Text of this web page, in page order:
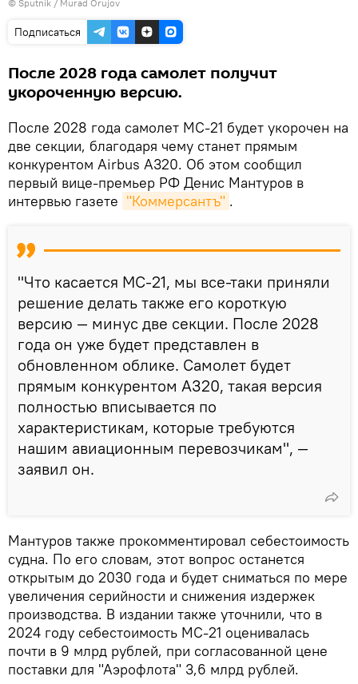
© Sputnik / Murad Orujov
Подписаться
После 2028 года самолет получит
укороченную версию.
После 2028 года самолет МС‑21 будет укорочен на
две секции, благодаря чему станет прямым
конкурентом Airbus A320. Об этом сообщил
первый вице-премьер РФ Денис Мантуров в
интервью газете "Коммерсантъ" .
"Что касается МС-21, мы все-таки приняли
решение делать также его короткую
версию — минус две секции. После 2028
года он уже будет представлен в
обновленном облике. Самолет будет
прямым конкурентом А320, такая версия
полностью вписывается по
характеристикам, которые требуются
нашим авиационным перевозчикам", —
заявил он.
Мантуров также прокомментировал себестоимость
судна. По его словам, этот вопрос останется
открытым до 2030 года и будет сниматься по мере
увеличения серийности и снижения издержек
производства. В издании также уточнили, что в
2024 году себестоимость МС-21 оценивалась
почти в 9 млрд рублей, при согласованной цене
поставки для "Аэрофлота" 3,6 млрд рублей.